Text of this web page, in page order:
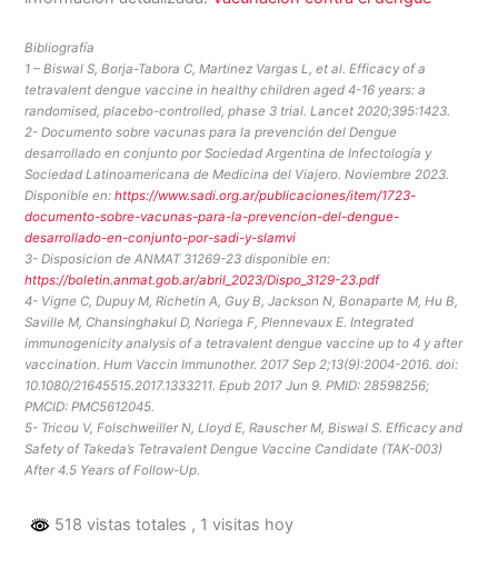
Bibliografía
1 – Biswal S, Borja-Tabora C, Martinez Vargas L, et al. Efficacy of a
tetravalent dengue vaccine in healthy children aged 4-16 years: a
randomised, placebo-controlled, phase 3 trial. Lancet 2020;395:1423.
2- Documento sobre vacunas para la prevención del Dengue
desarrollado en conjunto por Sociedad Argentina de Infectología y
Sociedad Latinoamericana de Medicina del Viajero. Noviembre 2023.
Disponible en:https://www.sadi.org.ar/publicaciones/item/1723-
documento-sobre-vacunas-para-la-prevencion-del-dengue-
desarrollado-en-conjunto-por-sadi-y-slamvi
3- Disposicion de ANMAT 31269-23 disponible en:
https://boletin.anmat.gob.ar/abril_2023/Dispo_3129-23.pdf
4- Vigne C, Dupuy M, Richetin A, Guy B, Jackson N, Bonaparte M, Hu B,
Saville M, Chansinghakul D, Noriega F, Plennevaux E. Integrated
immunogenicity analysis of a tetravalent dengue vaccine up to 4 y after
vaccination. Hum Vaccin Immunother. 2017 Sep 2;13(9):2004-2016. doi:
10.1080/21645515.2017.1333211. Epub 2017 Jun 9. PMID: 28598256;
PMCID: PMC5612045.
5- Tricou V, Folschweiller N, Lloyd E, Rauscher M, Biswal S. Efficacy and
Safety of Takeda’s Tetravalent Dengue Vaccine Candidate (TAK-003)
After 4.5 Years of Follow-Up.
518 vistas totales , 1 visitas hoy